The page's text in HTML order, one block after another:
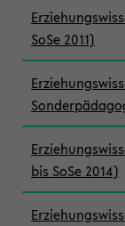
SoSe 2011)
bis SoSe 2014)